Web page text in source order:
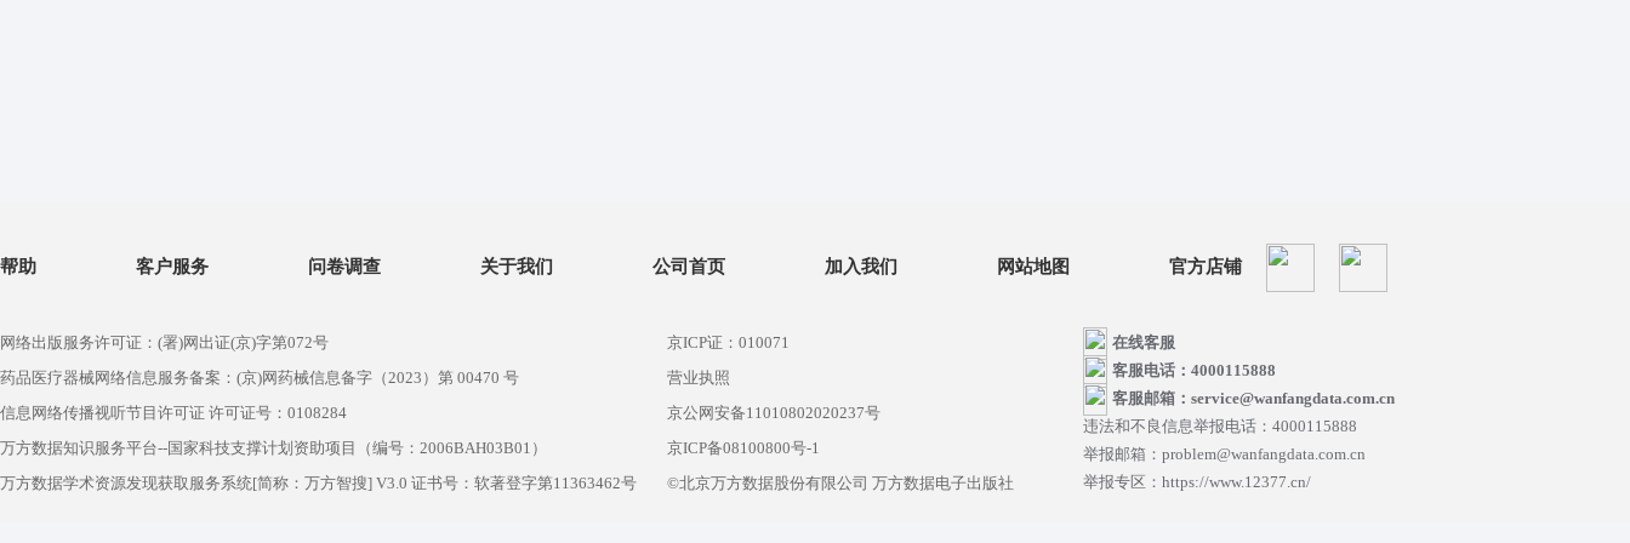
帮助 客户服务 问卷调查 关于我们 公司首页 加入我们 网站地图 官方店铺
网络出版服务许可证：(署)网出证(京)字第072号
药品医疗器械网络信息服务备案：(京)网药械信息备字（2023）第 00470 号
信息网络传播视听节目许可证 许可证号：0108284
万方数据知识服务平台--国家科技支撑计划资助项目（编号：2006BAH03B01）
万方数据学术资源发现获取服务系统[简称：万方智搜] V3.0 证书号：软著登字第11363462号
京ICP证：010071
营业执照
京公网安备11010802020237号
京ICP备08100800号-1
©北京万方数据股份有限公司 万方数据电子出版社
在线客服
客服电话：4000115888
客服邮箱：service@wanfangdata.com.cn
违法和不良信息举报电话：4000115888
举报邮箱：problem@wanfangdata.com.cn
举报专区：https://www.12377.cn/